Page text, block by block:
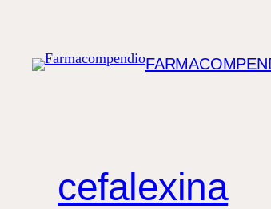
contenido
cefalexina